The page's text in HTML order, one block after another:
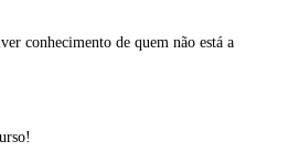
conhecimento de quem não está a